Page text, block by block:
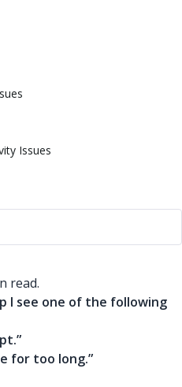
Issues
read.
I see one of the following
for too long.”